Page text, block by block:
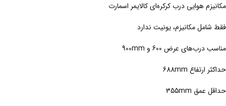
مکانیزم هوایی درب کرکره‌ای کالایمر اسمارت
فقط شامل مکانیزم، یونیت ندارد
مناسب درب‌های عرض 600 و 900mm
حداکثر ارتفاع 688mm
حداقل عمق 355mm